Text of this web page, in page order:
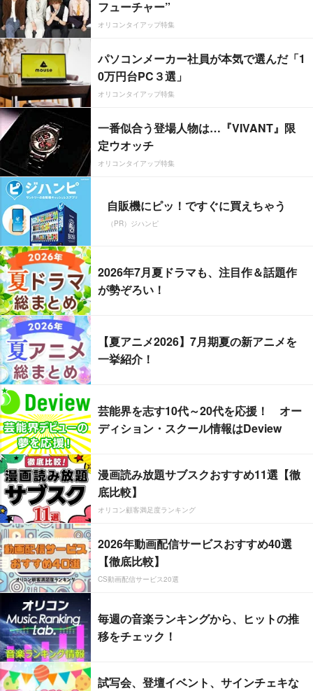
フューチャー”
オリコンタイアップ特集
パソコンメーカー社員が本気で選んだ「1
0万円台PC３選」
オリコンタイアップ特集
一番似合う登場人物は…『VIVANT』限
定ウオッチ
オリコンタイアップ特集
自販機にピッ！ですぐに買えちゃう
（PR）ジハンピ
2026年7月夏ドラマも、注目作＆話題作
が勢ぞろい！
【夏アニメ2026】7月期夏の新アニメを
一挙紹介！
芸能界を志す10代～20代を応援！ オー
ディション・スクール情報はDeview
漫画読み放題サブスクおすすめ11選【徹
底比較】
オリコン顧客満足度ランキング
2026年動画配信サービスおすすめ40選
【徹底比較】
CS動画配信サービス20選
毎週の音楽ランキングから、ヒットの推
移をチェック！
試写会、登壇イベント、サインチェキな